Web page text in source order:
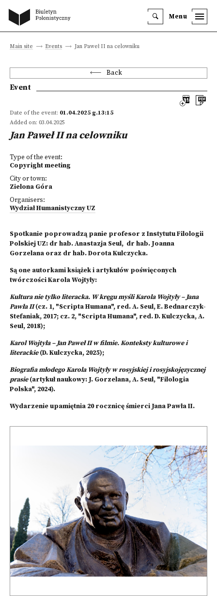
Menu
Main site Events Jan Paweł II na celowniku
Back
Event
Date of the event: 01.04.2025 g.13:15
Added on: 03.04.2025
Jan Paweł II na celowniku
Type of the event:
Copyright meeting
City or town:
Zielona Góra
Organisers:
Wydział Humanistyczny UZ
Spotkanie poprowadzą panie profesor z Instytutu Filologii
Polskiej UZ: dr hab. Anastazja Seul, dr hab. Joanna
Gorzelana oraz dr hab. Dorota Kulczycka.
Są one autorkami książek i artykułów poświęconych
twórczości Karola Wojtyły:
Kultura nie tylko literacka. W kręgu myśli Karola Wojtyły – Jana
Pawła II(cz. 1, "Scripta Humana", red. A. Seul, E. Bednarczyk-
Stefaniak, 2017; cz. 2, "Scripta Humana", red. D. Kulczycka, A.
Seul, 2018);
Karol Wojtyła – Jan Paweł II w filmie. Konteksty kulturowe i
literackie(D. Kulczycka, 2025);
Biografia młodego Karola Wojtyły w rosyjskiej i rosyjskojęzycznej
prasie(artykuł naukowy: J. Gorzelana, A. Seul, "Filologia
Polska", 2024).
Wydarzenie upamiętnia 20 rocznicę śmierci Jana Pawła II.